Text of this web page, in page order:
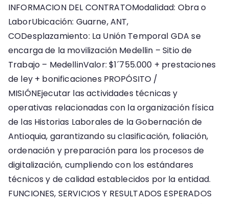
INFORMACION DEL CONTRATOModalidad: Obra o
LaborUbicación: Guarne, ANT,
CODesplazamiento: La Unión Temporal GDA se
encarga de la movilización Medellin – Sitio de
Trabajo – MedellinValor: $1´755.000 + prestaciones
de ley + bonificaciones PROPÓSITO /
MISIÓNEjecutar las actividades técnicas y
operativas relacionadas con la organización física
de las Historias Laborales de la Gobernación de
Antioquia, garantizando su clasificación, foliación,
ordenación y preparación para los procesos de
digitalización, cumpliendo con los estándares
técnicos y de calidad establecidos por la entidad.
FUNCIONES, SERVICIOS Y RESULTADOS ESPERADOS